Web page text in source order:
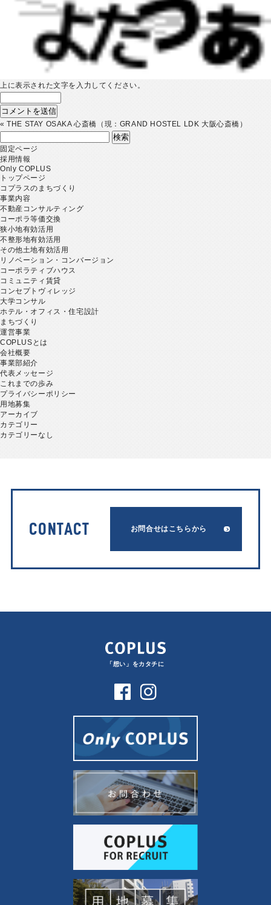
上に表示された文字を入力してください。
«THE STAY OSAKA 心斎橋（現：GRAND HOSTEL LDK 大阪心斎橋）
索:
固定ページ
採用情報
Only COPLUS
トップページ
コプラスのまちづくり
事業内容
不動産コンサルティング
コーポラ等価交換
狭小地有効活用
不整形地有効活用
その他土地有効活用
リノベーション・コンバージョン
コーポラティブハウス
コミュニティ賃貸
コンセプトヴィレッジ
大学コンサル
ホテル・オフィス・住宅設計
まちづくり
運営事業
COPLUSとは
会社概要
事業部紹介
代表メッセージ
これまでの歩み
プライバシーポリシー
用地募集
アーカイブ
カテゴリー
カテゴリーなし
CONTACT お問合せはこちらから
「想い」をカタチに